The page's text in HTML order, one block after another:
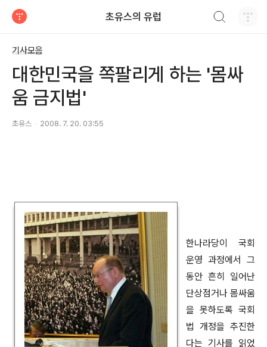
초유스의 유럽
기사모음
대한민국을 쪽팔리게 하는 '몸싸
움 금지법'
초유스 2008. 7. 20. 03:55
한나라당이 국회
운영 과정에서 그
동안 흔히 일어난
단상점거나 몸싸움
을 못하도록 국회
법 개정을 추진한
다는 기사를 읽었